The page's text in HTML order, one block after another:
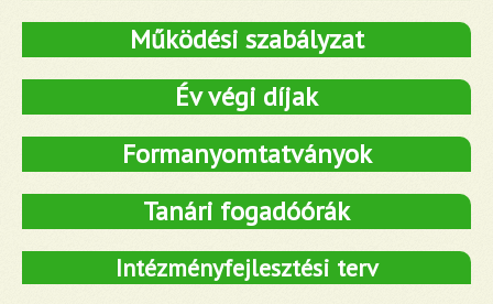
Működési szabályzat
Év végi díjak
Formanyomtatványok
Tanári fogadóórák
Intézményfejlesztési terv